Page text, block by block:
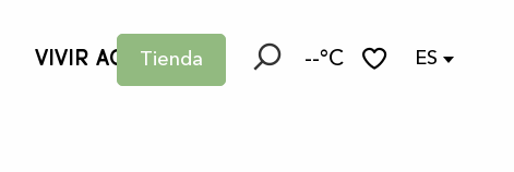
Tienda --°C ES
VIVIR AQUÍ